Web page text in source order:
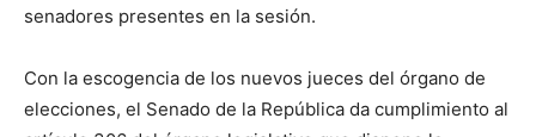
senadores presentes en la sesión.
Con la escogencia de los nuevos jueces del órgano de
elecciones, el Senado de la República da cumplimiento al